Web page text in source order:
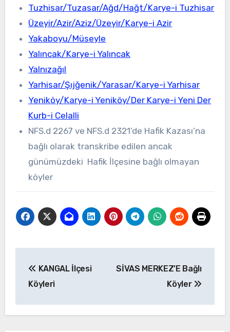
Tuzhisar/Tuzasar/Ağd/Hağt/Karye-i Tuzhisar
Üzeyir/Azir/Aziz/Üzeyir/Karye-i Azir
Yakaboyu/Müseyle
Yalıncak/Karye-i Yalıncak
Yalnızağıl
Yarhisar/Şıjğenik/Yarasar/Karye-i Yarhisar
Yeniköy/Karye-i Yeniköy/Der Karye-i Yeni Der
Kurb-i Celalli
NFS.d 2267 ve NFS.d 2321’de Hafik Kazası’na
bağlı olarak transkribe edilen ancak
günümüzdeki Hafik İlçesine bağlı olmayan
köyler
gezinmesi
KANGAL İlçesi
Köyleri
SİVAS MERKEZ’E Bağlı
Köyler